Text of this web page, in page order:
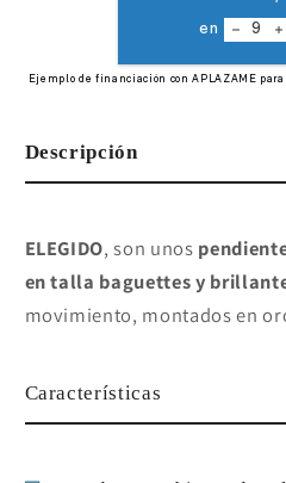
Descripción
ELEGIDO, son unos
en talla baguettes y
movimiento, montados en
Características